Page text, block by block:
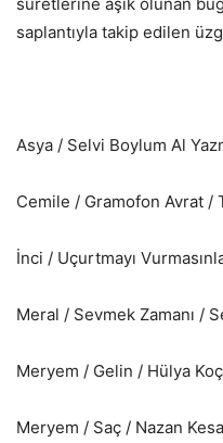
saplantıyla takip edilen
Asya / Selvi Boylum Al
Cemile / Gramofon Avrat /
İnci / Uçurtmayı
Meral / Sevmek Zamanı /
Meryem / Gelin / Hülya
Meryem / Saç / Nazan